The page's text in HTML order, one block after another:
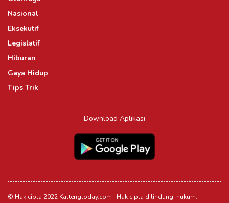
Nasional
Eksekutif
Legislatif
Hiburan
Gaya Hidup
Tips Trik
Download Aplikasi
© Hak cipta 2022 Kaltengtoday.com | Hak cipta dilindungi hukum.